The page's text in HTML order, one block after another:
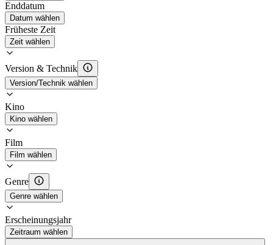
Enddatum
Datum wählen
Früheste Zeit
Zeit wählen
Version & Technik
Version/Technik wählen
Kino
Kino wählen
Film
Film wählen
Genre
Genre wählen
Erscheinungsjahr
Zeitraum wählen